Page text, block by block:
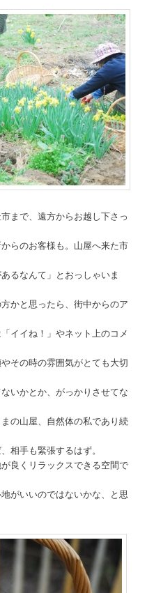
まで、遠方からお越し下さっ
らのお客様も。山屋へ来た市
るなんて」とおっしゃいま
かと思ったら、街中からのア
イイね！」やネット上のコメ
その時の雰囲気がとても大切
いかとか、がっかりさせてな
の山屋、自然体の私であり続
相手も緊張するはず。
良くリラックスできる空間で
がいいのではないかな、と思